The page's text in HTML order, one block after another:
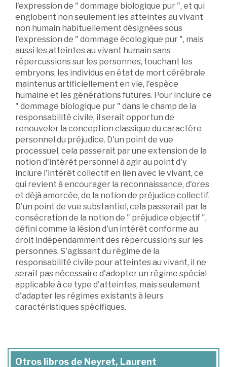
l'expression de " dommage biologique pur ", et qui
englobent non seulement les atteintes au vivant
non humain habituellement désignées sous
l'expression de " dommage écologique pur ", mais
aussi les atteintes au vivant humain sans
répercussions sur les personnes, touchant les
embryons, les individus en état de mort cérébrale
maintenus artificiellement en vie, l'espèce
humaine et les générations futures. Pour inclure ce
" dommage biologique pur " dans le champ de la
responsabilité civile, il serait opportun de
renouveler la conception classique du caractère
personnel du préjudice. D'un point de vue
processuel, cela passerait par une extension de la
notion d'intérêt personnel à agir au point d'y
inclure l'intérêt collectif en lien avec le vivant, ce
qui revient à encourager la reconnaissance, d'ores
et déjà amorcée, de la notion de préjudice collectif.
D'un point de vue substantiel, cela passerait par la
consécration de la notion de " préjudice objectif ",
défini comme la lésion d'un intérêt conforme au
droit indépendamment des répercussions sur les
personnes. S'agissant du régime de la
responsabilité civile pour atteintes au vivant, il ne
serait pas nécessaire d'adopter un régime spécial
applicable à ce type d'atteintes, mais seulement
d'adapter les régimes existants à leurs
caractéristiques spécifiques.
Otros libros de Neyret, Laurent